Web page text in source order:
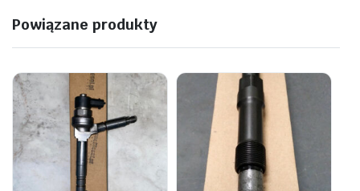
Powiązane produkty